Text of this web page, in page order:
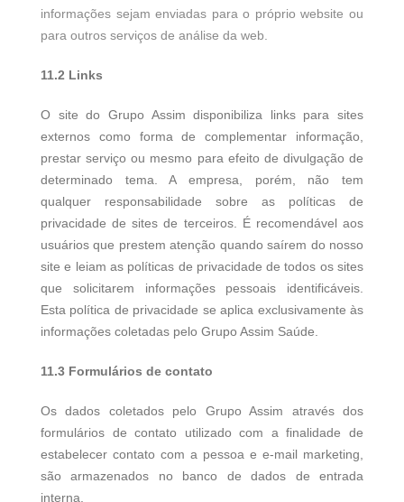
informações sejam enviadas para o próprio website ou
para outros serviços de análise da web.
11.2 Links
O site do Grupo Assim disponibiliza links para sites
externos como forma de complementar informação,
prestar serviço ou mesmo para efeito de divulgação de
determinado tema. A empresa, porém, não tem
qualquer responsabilidade sobre as políticas de
privacidade de sites de terceiros. É recomendável aos
usuários que prestem atenção quando saírem do nosso
site e leiam as políticas de privacidade de todos os sites
que solicitarem informações pessoais identificáveis.
Esta política de privacidade se aplica exclusivamente às
informações coletadas pelo Grupo Assim Saúde.
11.3 Formulários de contato
Os dados coletados pelo Grupo Assim através dos
formulários de contato utilizado com a finalidade de
estabelecer contato com a pessoa e e-mail marketing,
são armazenados no banco de dados de entrada
interna.